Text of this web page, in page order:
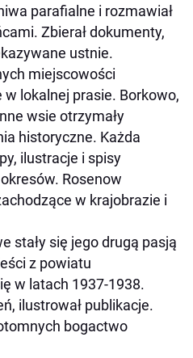
parafialne i rozmawiał
Zbierał dokumenty,
ustnie.
miejscowości
w lokalnej prasie. Borkowo,
wsie otrzymały
historyczne. Każda
ilustracje i spisy
Rosenow
w krajobrazie i
stały się jego drugą pasją
z powiatu
w latach 1937-1938.
ilustrował publikacje.
bogactwo